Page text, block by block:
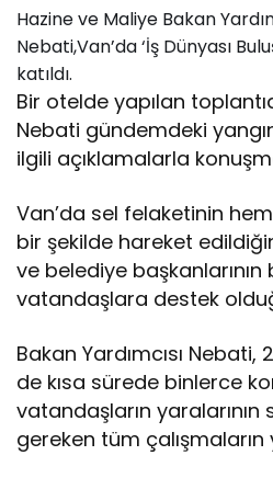
Hazine ve Maliye Bakan
Nebati,Van’da ‘İş Dünyası
katıldı.
Bir otelde yapılan
Nebati gündemdeki
ilgili açıklamalarla
Van’da sel felaketinin
bir şekilde hareket
ve belediye
vatandaşlara destek
Bakan Yardımcısı Nebati,
de kısa sürede binlerce
vatandaşların yaralarının
gereken tüm çalışmaların